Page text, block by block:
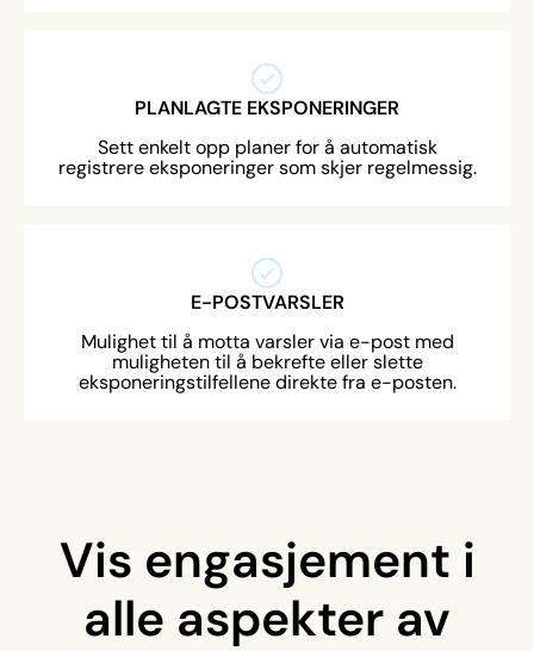
PLANLAGTE EKSPONERINGER
Sett enkelt opp planer for å automatisk
registrere eksponeringer som skjer regelmessig.
E-POSTVARSLER
Mulighet til å motta varsler via e-post med
muligheten til å bekrefte eller slette
eksponeringstilfellene direkte fra e-posten.
Vis engasjement i
alle aspekter av